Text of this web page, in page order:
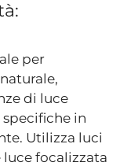
per
di luce
in
Utilizza luci
focalizzata